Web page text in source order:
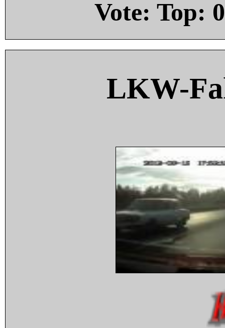
Vote: Top: 0
LKW-